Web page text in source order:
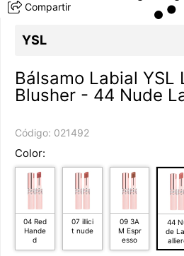
Compartir
YSL
Bálsamo Labial YSL
Blusher - 44 Nude
Código: 021492
Color:
04 Red
Hande
d
07 illici
t nude
09 3A
M Espr
esso
44
de